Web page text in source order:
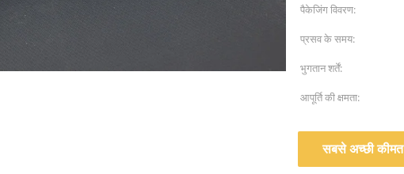
पैकेजिंग विवरण:
प्रसव के समय:
भुगतान शर्तें:
आपूर्ति की क्षमता:
सबसे अच्छी कीमत